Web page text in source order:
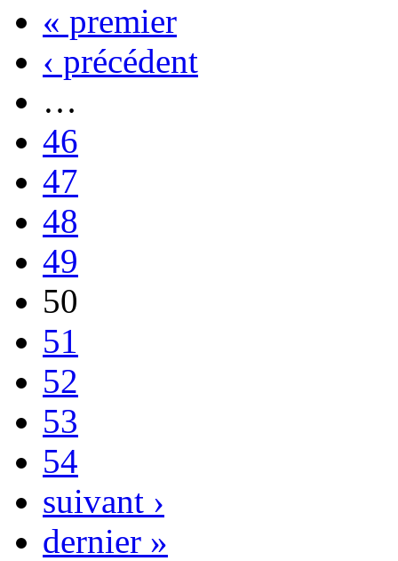
« premier
‹ précédent
…
46
47
48
49
50
51
52
53
54
suivant ›
dernier »